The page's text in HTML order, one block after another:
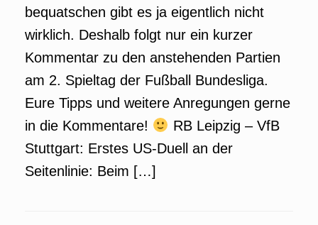
bequatschen gibt es ja eigentlich nicht
wirklich. Deshalb folgt nur ein kurzer
Kommentar zu den anstehenden Partien
am 2. Spieltag der Fußball Bundesliga.
Eure Tipps und weitere Anregungen gerne
in die Kommentare!
RB Leipzig – VfB
Stuttgart: Erstes US-Duell an der
Seitenlinie: Beim […]